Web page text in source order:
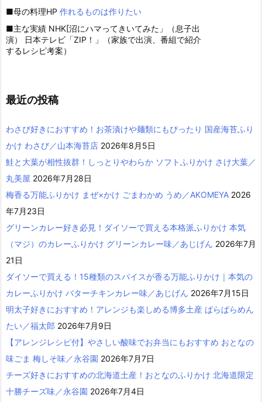
■母の料理HP 作れるものは作りたい
■主な実績 NHK[沼にハマってきいてみた」（息子出
演） 日本テレビ「ZIP！」（家族で出演、番組で紹介
するレシピ考案）
最近の投稿
わさび好きにおすすめ！お茶漬けや麺類にもぴったり 国産海苔ふり
かけ わさび／山本海苔店 2026年8月5日
鮭と大葉が相性抜群！しっとりやわらか ソフトふりかけ さけ大葉／
丸美屋 2026年7月28日
梅香る万能ふりかけ まぜ×かけ ごまわかめ うめ／AKOMEYA 2026
年7月23日
グリーンカレー好き必見！ダイソーで買える本格派ふりかけ 本気
（マジ）のカレーふりかけ グリーンカレー味／あじげん 2026年7月
21日
ダイソーで買える！15種類のスパイスが香る万能ふりかけ｜本気の
カレーふりかけ バターチキンカレー味／あじげん 2026年7月15日
明太子好きにおすすめ！アレンジも楽しめる博多土産 ぱらぱらめん
たい／福太郎 2026年7月9日
【アレンジレシピ付】やさしい酸味でお弁当にもおすすめ おとなの
味ごま 梅しそ味／永谷園 2026年7月7日
チーズ好きにおすすめの北海道土産！おとなのふりかけ 北海道限定
十勝チーズ味／永谷園 2026年7月4日